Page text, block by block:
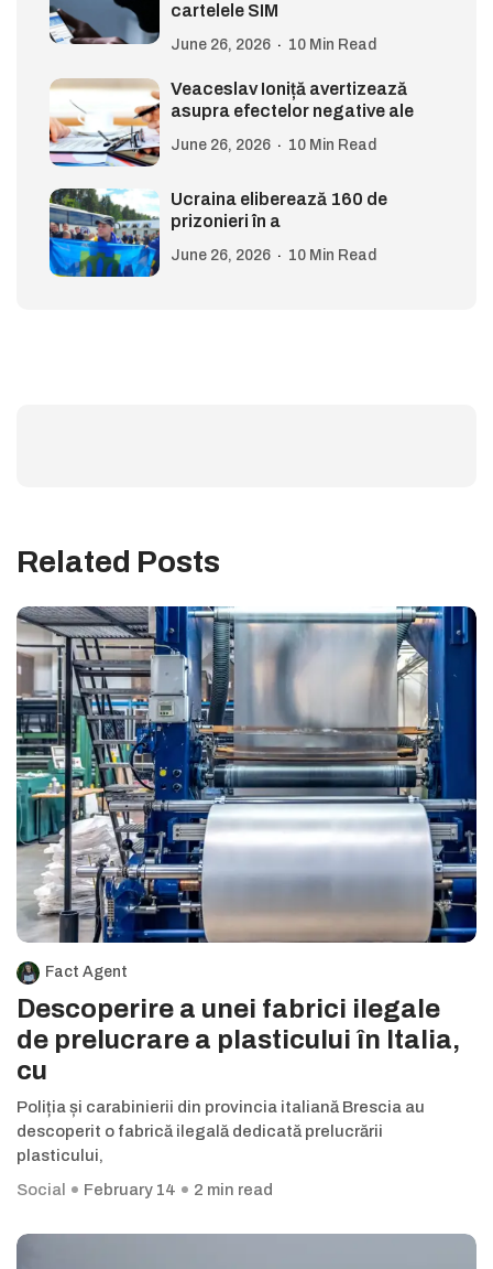
cartelele SIM
June 26, 2026 10 Min Read
Veaceslav Ioniță avertizează
asupra efectelor negative ale
June 26, 2026 10 Min Read
Ucraina eliberează 160 de
prizonieri în a
June 26, 2026 10 Min Read
Related Posts
Fact Agent
Descoperire a unei fabrici ilegale
de prelucrare a plasticului în Italia,
cu
Poliția și carabinierii din provincia italiană Brescia au
descoperit o fabrică ilegală dedicată prelucrării
plasticului,
Social
February 14 2 min read